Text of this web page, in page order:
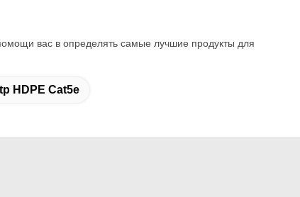
вас в определять самые лучшие продукты для
HDPE Cat5e